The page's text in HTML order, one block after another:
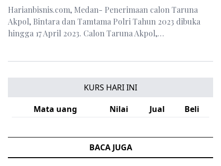
Harianbisnis.com, Medan- Penerimaan calon Taruna
Akpol, Bintara dan Tamtama Polri Tahun 2023 dibuka
hingga 17 April 2023. Calon Taruna Akpol,…
KURS HARI INI
Mata uang
Nilai Jual Beli
BACA JUGA